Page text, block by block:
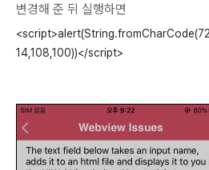
변경해 준 뒤 실행하면
14,108,100))</script>